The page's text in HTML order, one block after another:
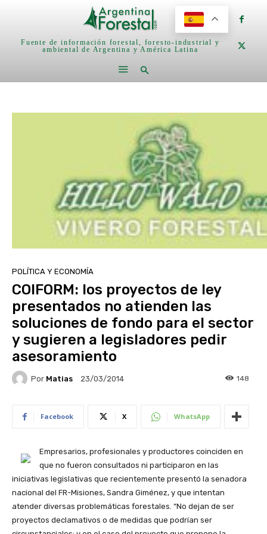
Fuente de información forestal, foresto-industrial y
ambiental de Argentina y América Latina
POLÍTICA Y ECONOMÍA
COIFORM: los proyectos de ley
presentados no atienden las
soluciones de fondo para el sector
y sugieren a legisladores pedir
asesoramiento
Por Matias 23/03/2014 148
Facebook X WhatsApp
Empresarios, profesionales y productores coinciden en
que no fueron consultados ni participaron en las
iniciativas legislativas que recientemente presentó la senadora
nacional del FR-Misiones, Sandra Giménez, y que intentan
atender diversas problemáticas forestales. “No dejan de ser
proyectos declamativos o de medidas que podrían ser